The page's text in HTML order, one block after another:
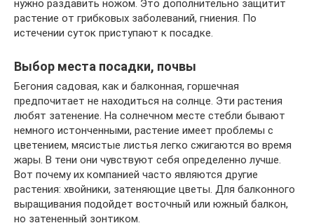
нужно раздавить ножом. Это дополнительно защитит
растение от грибковых заболеваний, гниения. По
истечении суток приступают к посадке.
Выбор места посадки, почвы
Бегония садовая, как и балконная, горшечная
предпочитает не находиться на солнце. Эти растения
любят затенение. На солнечном месте стебли бывают
немного истонченными, растение имеет проблемы с
цветением, мясистые листья легко сжигаются во время
жары. В тени они чувствуют себя определенно лучше.
Вот почему их компанией часто являются другие
растения: хвойники, затеняющие цветы. Для балконного
выращивания подойдет восточный или южный балкон,
но затененный зонтиком.